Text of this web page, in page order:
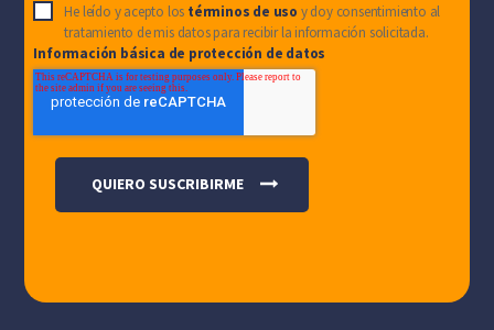
He leído y acepto los términos de uso y doy consentimiento al
tratamiento de mis datos para recibir la información solicitada.
Información básica de protección de datos